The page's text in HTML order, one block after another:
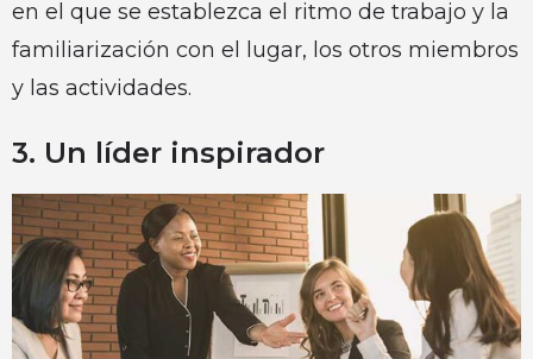
en el que se establezca el ritmo de trabajo y la
familiarización con el lugar, los otros miembros
y las actividades.
3. Un líder inspirador